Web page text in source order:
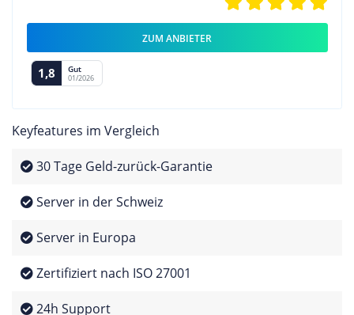
ZUM ANBIETER
1,8 Gut
01/2026
Keyfeatures im Vergleich
30 Tage Geld-zurück-Garantie
Server in der Schweiz
Server in Europa
Zertifiziert nach ISO 27001
24h Support